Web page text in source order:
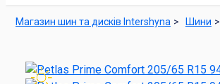
Магазин шин та дисків Intershyna Шини